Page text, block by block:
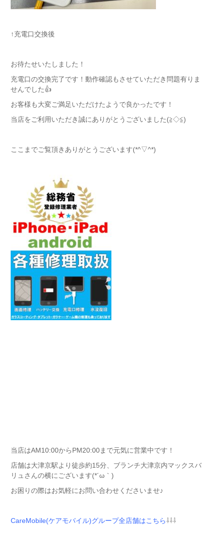
↑充電口交換後
お待たせいたしました！
充電口の交換完了です！動作確認もさせていただき問題有りま
せんでした👍
お客様も大変ご満足いただけたようで良かったです！
当店をご利用いただき誠にありがとうございました(≧◇≦)
ここまでご覧頂きありがとうございます(*^▽^*)
当店はAM10:00からPM20:00まで元気に営業中です！
店舗は大津京駅より徒歩約15分、ブランチ大津京内マックスバ
リュさんの横にございます(*´ω｀)
お困りの際はお気軽にお問い合わせくださいませ♪
CareMobile(ケアモバイル)グループ全店舗はこちら⇩⇩⇩